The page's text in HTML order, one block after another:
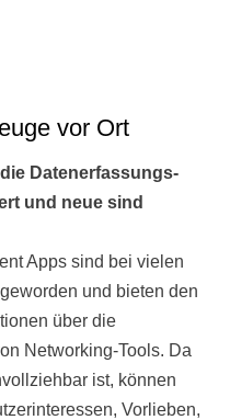
vor Ort
Datenerfassungs-
und neue sind
Apps sind bei vielen
und bieten den
über die
Networking-Tools. Da
ist, können
Vorlieben,